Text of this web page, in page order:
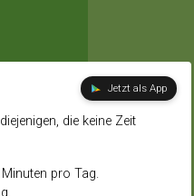
Jetzt als App
die keine Zeit
pro Tag.